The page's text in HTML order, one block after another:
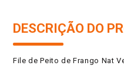
DESCRIÇÃO DO
File de Peito de Frango Nat